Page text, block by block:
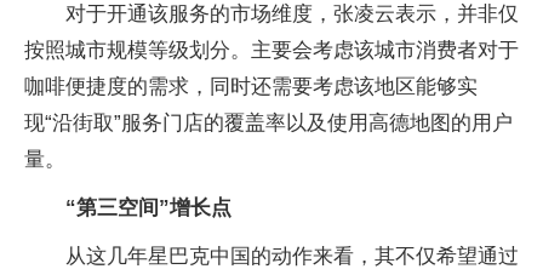
对于开通该服务的市场维度，张凌云表示，并非仅
按照城市规模等级划分。主要会考虑该城市消费者对于
咖啡便捷度的需求，同时还需要考虑该地区能够实
现“沿街取”服务门店的覆盖率以及使用高德地图的用户
量。
“第三空间”增长点
从这几年星巴克中国的动作来看，其不仅希望通过